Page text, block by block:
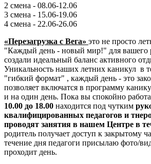
2 смена - 08.06-12.06
3 смена - 15.06-19.06
4 смена - 22.06-26.06
«Перезагрузка с Вега» это не просто
"Каждый день - новый мир!" для вашего
создали идеальный баланс активного
Уникальность наших летних каникул в
"гибкий формат" , каждый день - это
позволяет включатся в программу
и на один день. Пока вы спокойно
10.00 до 18.00 находится под чутким
квалифицированных педагогов и
проводят занятия в нашем Центре в
родитель получает доступ к закрытому
течение дня педагоги присылаю фото/
проходит день.